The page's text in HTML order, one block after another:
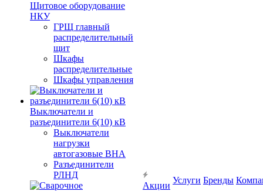
Щитовое оборудование
НКУ
ГРЩ главный
распределительный
щит
Шкафы
распределительные
Шкафы управления
Выключатели и
разъединители 6(10) кВ
Выключатели
нагрузки
автогазовые ВНА
Разъединители
РЛНД
Акции
Услуги Бренды